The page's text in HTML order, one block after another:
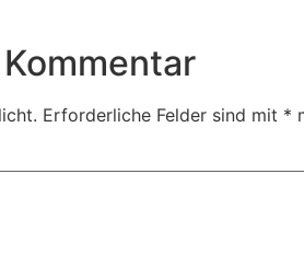
Erforderliche Felder sind mit *